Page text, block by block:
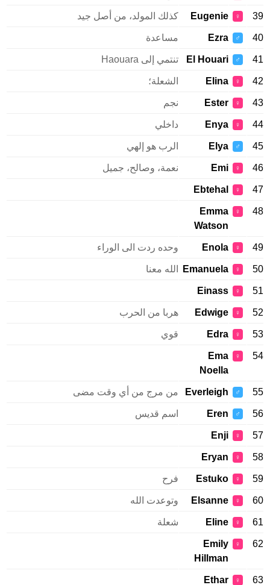
♀
Eugenie كذلك المولد، من أصل جيد
♂
Ezra مساعدة
♂
El Houari تنتمي إلى Haouara
♀
Elina الشعلة؛
♀
Ester
♀
Enya داخلي
♂
Elya الرب هو إلهي
♀
Emi نعمة، وصالح، جميل
♀
Ebtehal
♀
Emma
Watson
♀
Enola وحده ردت الى الوراء
♀
Emanuela الله معنا
♀
Einass
♀
Edwige هربا من الحرب
♀
Edra قوي
♀
Ema
Noella
♂
Everleigh من مرج من أي وقت مضى
♂
Eren اسم قديس
♀
Enji
♀
Eryan
♀
Estuko فرح
♀
Elsanne وتوعدت الله
♀
Eline شعلة
♀
Emily
Hillman
♀
Ethar